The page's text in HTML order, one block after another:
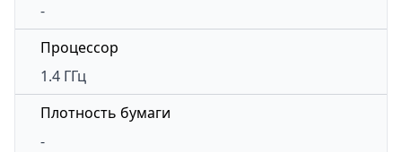
-
Процессор
1.4 ГГц
Плотность бумаги
-